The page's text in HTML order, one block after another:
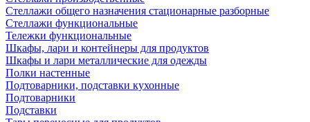
Стеллажи общего назначения стационарные разборные
Стеллажи функциональные
Тележки функциональные
Шкафы, лари и контейнеры для продуктов
Шкафы и лари металлические для одежды
Полки настенные
Подтоварники, подставки кухонные
Подтоварники
Подставки